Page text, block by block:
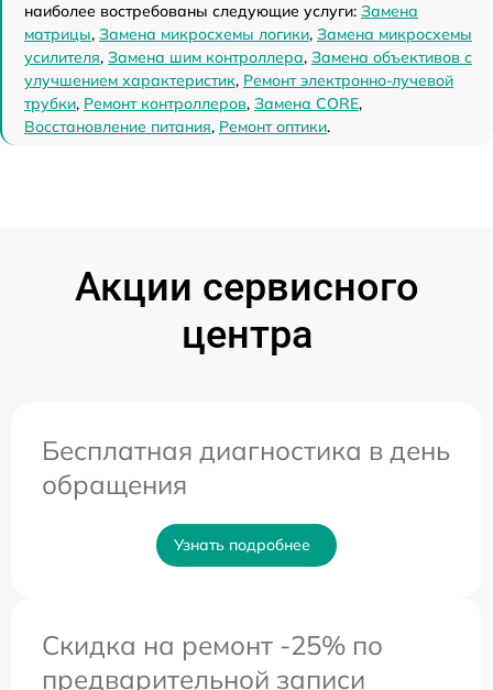
наиболее востребованы следующие услуги: Замена
матрицы, Замена микросхемы логики, Замена микросхемы
усилителя, Замена шим контроллера, Замена объективов с
улучшением характеристик, Ремонт электронно-лучевой
трубки, Ремонт контроллеров, Замена CORE,
Восстановление питания, Ремонт оптики.
Акции сервисного
центра
Бесплатная диагностика в день
обращения
Узнать подробнее
Скидка на ремонт -25% по
предварительной записи